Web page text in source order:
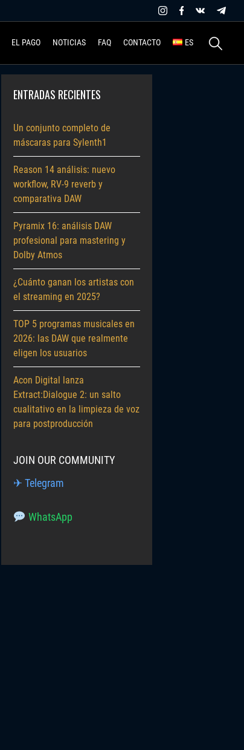
EL PAGO NOTICIAS FAQ CONTACTO ES Buscar:
ENTRADAS RECIENTES
Un conjunto completo de
máscaras para Sylenth1
Reason 14 análisis: nuevo
workflow, RV-9 reverb y
comparativa DAW
Pyramix 16: análisis DAW
profesional para mastering y
Dolby Atmos
¿Cuánto ganan los artistas con
el streaming en 2025?
TOP 5 programas musicales en
2026: las DAW que realmente
eligen los usuarios
Acon Digital lanza
Extract:Dialogue 2: un salto
cualitativo en la limpieza de voz
para postproducción
JOIN OUR COMMUNITY
✈ Telegram
WhatsApp